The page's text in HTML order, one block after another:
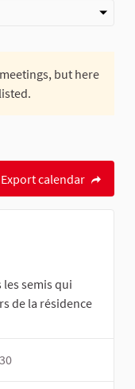
but here
Export calendar
semis qui
de la résidence